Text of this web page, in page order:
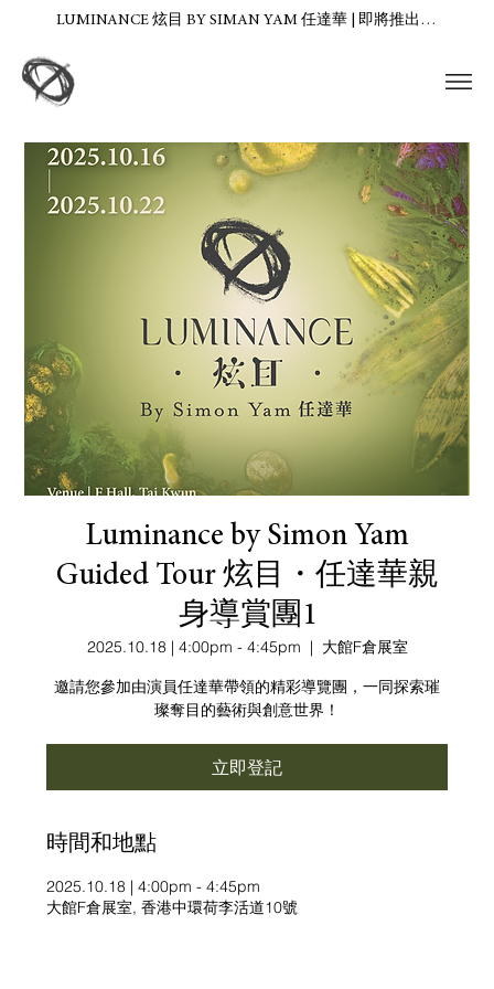
LUMINANCE 炫目 BY SIMAN YAM 任達華 | 即將推出…
Luminance by Simon Yam
Guided Tour 炫目・任達華親
身導賞團1
2025.10.18 | 4:00pm - 4:45pm
  |
大館F倉展室
邀請您參加由演員任達華帶領的精彩導覽團，一同探索璀
璨奪目的藝術與創意世界！
立即登記
時間和地點
2025.10.18 | 4:00pm - 4:45pm
大館F倉展室, 香港中環荷李活道10號